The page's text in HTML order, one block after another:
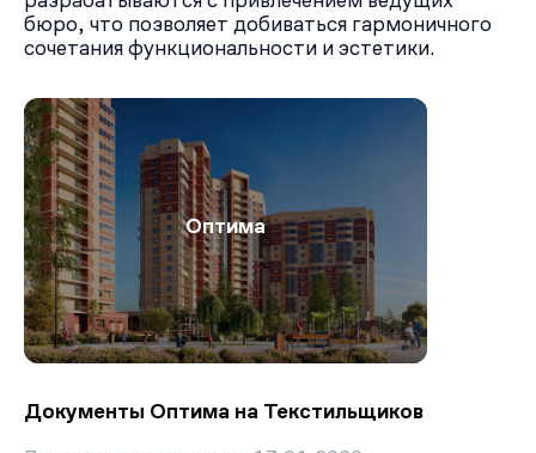
бюро, что позволяет добиваться гармоничного
сочетания функциональности и эстетики.
Оптима
Документы Оптима на Текстильщиков